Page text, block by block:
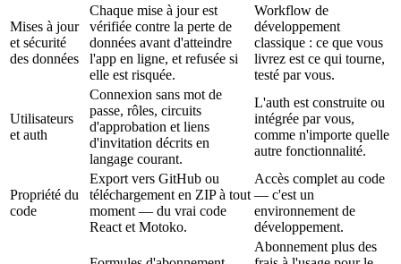
Mises à jour
et sécurité
des données
Chaque mise à jour est
vérifiée contre la perte de
données avant d'atteindre
l'app en ligne, et refusée si
elle est risquée.
Workflow de
développement
classique : ce que vous
livrez est ce qui tourne,
testé par vous.
Utilisateurs
et auth
Connexion sans mot de
passe, rôles, circuits
d'approbation et liens
d'invitation décrits en
langage courant.
L'auth est construite ou
intégrée par vous,
comme n'importe quelle
autre fonctionnalité.
Propriété du
code
Export vers GitHub ou
téléchargement en ZIP à tout
moment — du vrai code
React et Motoko.
Accès complet au code
— c'est un
environnement de
développement.
Abonnement plus des